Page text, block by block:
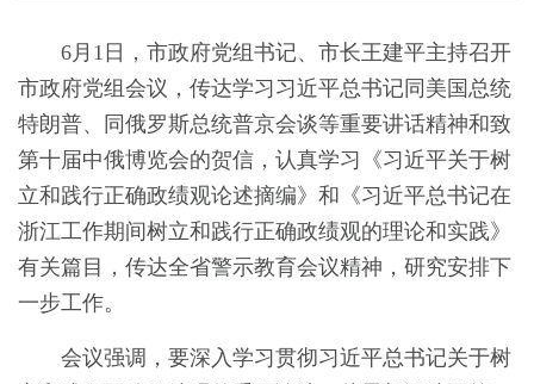
6月1日，市政府党组书记、市长王建平主持召开
市政府党组会议，传达学习习近平总书记同美国总统
特朗普、同俄罗斯总统普京会谈等重要讲话精神和致
第十届中俄博览会的贺信，认真学习《习近平关于树
立和践行正确政绩观论述摘编》和《习近平总书记在
浙江工作期间树立和践行正确政绩观的理论和实践》
有关篇目，传达全省警示教育会议精神，研究安排下
一步工作。
会议强调，要深入学习贯彻习近平总书记关于树